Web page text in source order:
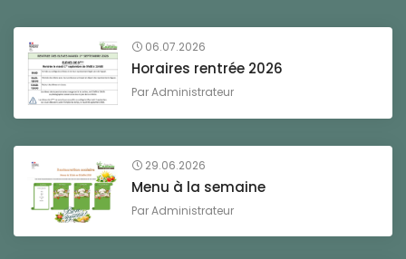
06.07.2026
Horaires rentrée 2026
ParAdministrateur
29.06.2026
Menu à la semaine
ParAdministrateur